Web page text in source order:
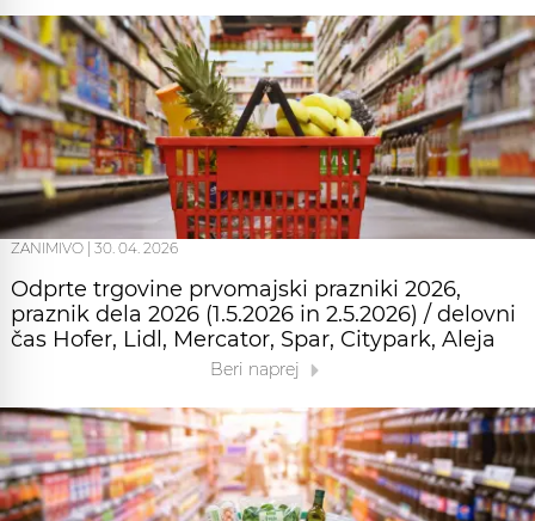
ZANIMIVO 30. 04. 2026
Odprte trgovine prvomajski prazniki 2026,
praznik dela 2026 (1.5.2026 in 2.5.2026) / delovni
čas Hofer, Lidl, Mercator, Spar, Citypark, Aleja
Beri naprej